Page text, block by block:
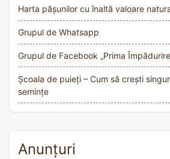
Harta pășunilor cu înaltă valoare
Grupul de Whatsapp
Grupul de Facebook „Prima
Școala de puieți – Cum să crești
semințe
Anunțuri